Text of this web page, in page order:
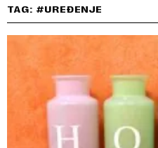
TAG: #UREĐENJE